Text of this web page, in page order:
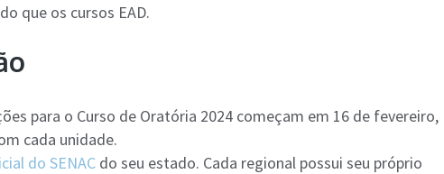
que os cursos EAD.
para o Curso de Oratória 2024 começam em 16 de fevereiro,
cada unidade.
do SENAC do seu estado. Cada regional possui seu próprio